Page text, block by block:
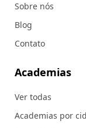
Sobre nós
Blog
Contato
Academias
Ver todas
Academias por